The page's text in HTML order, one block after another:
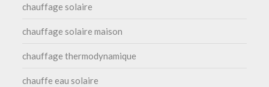
chauffage solaire
chauffage solaire maison
chauffage thermodynamique
chauffe eau solaire